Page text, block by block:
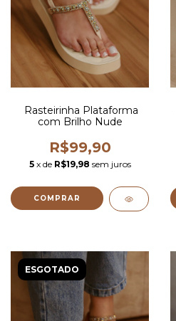
Rasteirinha Plataforma
com Brilho Nude
R$99,90
5 x de R$19,98 sem juros
COMPRAR
ESGOTADO